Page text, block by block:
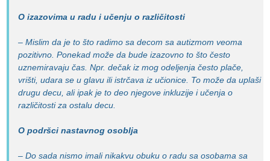
O izazovima u radu i učenju o različitosti
– Mislim da je to što radimo sa decom sa autizmom veoma
pozitivno. Ponekad može da bude izazovno to što često
uznemiravaju čas. Npr. dečak iz mog odeljenja često plače,
vrišti, udara se u glavu ili istrčava iz učionice. To može da uplaši
drugu decu, ali ipak je to deo njegove inkluzije i učenja o
različitosti za ostalu decu.
O podršci nastavnog osoblja
– Do sada nismo imali nikakvu obuku o radu sa osobama sa